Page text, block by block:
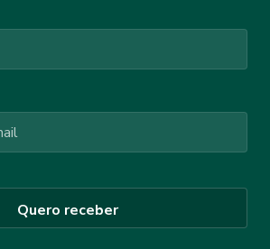
Quero receber